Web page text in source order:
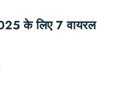
के लिए 7 वायरल